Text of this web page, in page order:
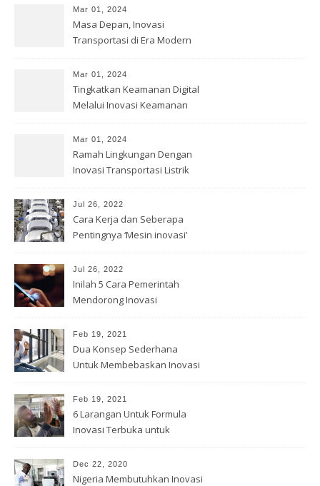
Mar 01, 2024
Masa Depan, Inovasi
Transportasi di Era Modern
Mar 01, 2024
Tingkatkan Keamanan Digital
Melalui Inovasi Keamanan
Mar 01, 2024
Ramah Lingkungan Dengan
Inovasi Transportasi Listrik
Jul 26, 2022
Cara Kerja dan Seberapa
Pentingnya ‘Mesin inovasi’
Jul 26, 2022
Inilah 5 Cara Pemerintah
Mendorong Inovasi
Feb 19, 2021
Dua Konsep Sederhana
Untuk Membebaskan Inovasi
Feb 19, 2021
6 Larangan Untuk Formula
Inovasi Terbuka untuk
Dec 22, 2020
Nigeria Membutuhkan Inovasi